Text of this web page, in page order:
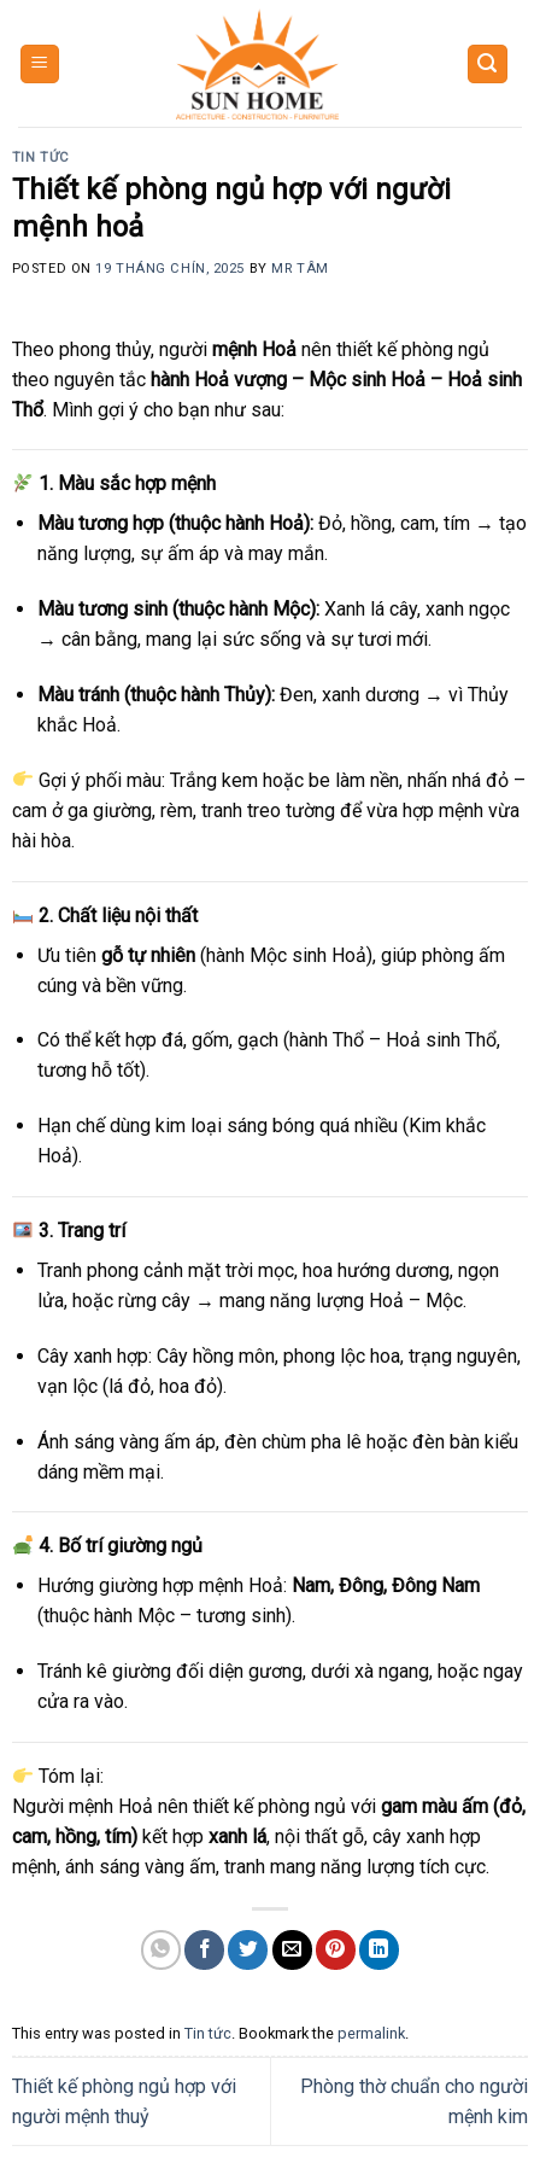
content
TIN TỨC
Thiết kế phòng ngủ hợp với người
mệnh hoả
POSTED ON19 THÁNG CHÍN, 2025 BY MR TÂM
Theo phong thủy, người mệnh Hoảnên thiết kế phòng ngủ
theo nguyên tắc hành Hoả vượng – Mộc sinh Hoả – Hoả sinh
Thổ. Mình gợi ý cho bạn như sau:
1. Màu sắc hợp mệnh
Màu tương hợp (thuộc hành Hoả):Đỏ, hồng, cam, tím → tạo
năng lượng, sự ấm áp và may mắn.
Màu tương sinh (thuộc hành Mộc):Xanh lá cây, xanh ngọc
→ cân bằng, mang lại sức sống và sự tươi mới.
Màu tránh (thuộc hành Thủy):Đen, xanh dương → vì Thủy
khắc Hoả.
Gợi ý phối màu: Trắng kem hoặc be làm nền, nhấn nhá đỏ –
cam ở ga giường, rèm, tranh treo tường để vừa hợp mệnh vừa
hài hòa.
2. Chất liệu nội thất
Ưu tiên gỗ tự nhiên(hành Mộc sinh Hoả), giúp phòng ấm
cúng và bền vững.
Có thể kết hợp đá, gốm, gạch (hành Thổ – Hoả sinh Thổ,
tương hỗ tốt).
Hạn chế dùng kim loại sáng bóng quá nhiều (Kim khắc
Hoả).
3. Trang trí
Tranh phong cảnh mặt trời mọc, hoa hướng dương, ngọn
lửa, hoặc rừng cây → mang năng lượng Hoả – Mộc.
Cây xanh hợp: Cây hồng môn, phong lộc hoa, trạng nguyên,
vạn lộc (lá đỏ, hoa đỏ).
Ánh sáng vàng ấm áp, đèn chùm pha lê hoặc đèn bàn kiểu
dáng mềm mại.
4. Bố trí giường ngủ
Hướng giường hợp mệnh Hoả: Nam, Đông, Đông Nam
(thuộc hành Mộc – tương sinh).
Tránh kê giường đối diện gương, dưới xà ngang, hoặc ngay
cửa ra vào.
Tóm lại:
Người mệnh Hoả nên thiết kế phòng ngủ với gam màu ấm (đỏ,
cam, hồng, tím)kết hợp xanh lá, nội thất gỗ, cây xanh hợp
mệnh, ánh sáng vàng ấm, tranh mang năng lượng tích cực.
This entry was posted in Tin tức. Bookmark the permalink.
Thiết kế phòng ngủ hợp với
người mệnh thuỷ
Phòng thờ chuẩn cho người
mệnh kim